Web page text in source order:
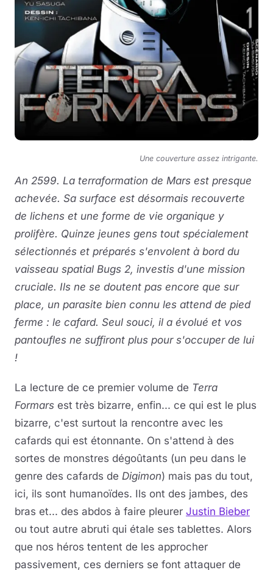
Une couverture assez intrigante.
An 2599. La terraformation de Mars est presque
achevée. Sa surface est désormais recouverte
de lichens et une forme de vie organique y
prolifère. Quinze jeunes gens tout spécialement
sélectionnés et préparés s'envolent à bord du
vaisseau spatial Bugs 2, investis d'une mission
cruciale. Ils ne se doutent pas encore que sur
place, un parasite bien connu les attend de pied
ferme : le cafard. Seul souci, il a évolué et vos
pantoufles ne suffiront plus pour s'occuper de lui
!
La lecture de ce premier volume de Terra
Formars est très bizarre, enfin... ce qui est le plus
bizarre, c'est surtout la rencontre avec les
cafards qui est étonnante. On s'attend à des
sortes de monstres dégoûtants (un peu dans le
genre des cafards de Digimon) mais pas du tout,
ici, ils sont humanoïdes. Ils ont des jambes, des
bras et... des abdos à faire pleurer Justin Bieber
ou tout autre abruti qui étale ses tablettes. Alors
que nos héros tentent de les approcher
passivement, ces derniers se font attaquer de